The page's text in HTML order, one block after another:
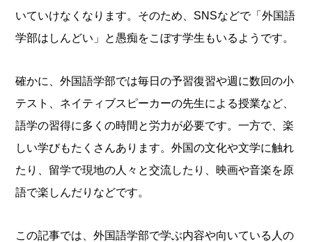
いていけなくなります。そのため、SNSなどで「外国語
学部はしんどい」と愚痴をこぼす学生もいるようです。
確かに、外国語学部では毎日の予習復習や週に数回の小
テスト、ネイティブスピーカーの先生による授業など、
語学の習得に多くの時間と労力が必要です。一方で、楽
しい学びもたくさんあります。外国の文化や文学に触れ
たり、留学で現地の人々と交流したり、映画や音楽を原
語で楽しんだりなどです。
この記事では、外国語学部で学ぶ内容や向いている人の